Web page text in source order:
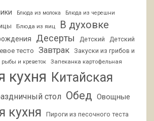
Блюда из молока Блюда из черешни
Блюда из яиц В духовке
Десерты Детский
Детский
тесто Завтрак
Закуски из грибов и
рыбы и креветок Запеканка картофельная
кухня Китайская
стол Обед Овощные
кухня Пироги из песочного теста